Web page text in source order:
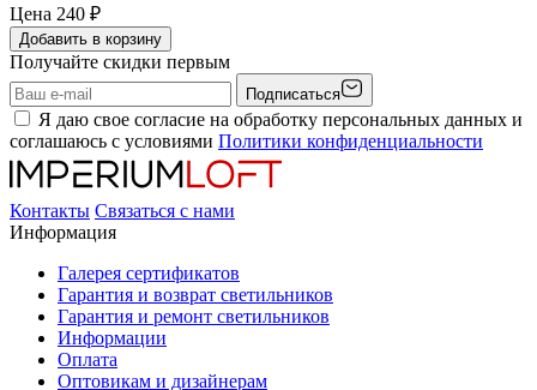
Цена 240 ₽
Добавить в корзину
Получайте скидки первым
Подписаться
Я даю свое согласие на обработку персональных данных и
соглашаюсь с условиями Политики конфиденциальности
Контакты Связаться с нами
Информация
Галерея сертификатов
Гарантия и возврат светильников
Гарантия и ремонт светильников
Информации
Оплата
Оптовикам и дизайнерам